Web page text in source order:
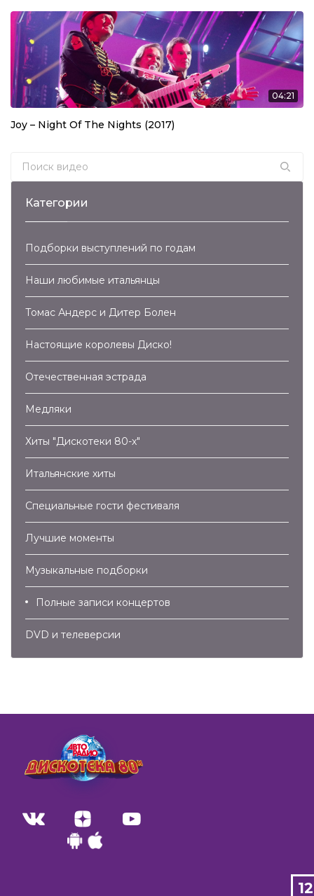
04:21
Joy – Night Of The Nights (2017)
Search for:
Категории
Подборки выступлений по годам
Наши любимые итальянцы
Томас Андерс и Дитер Болен
Настоящие королевы Диско!
Отечественная эстрада
Медляки
Хиты "Дискотеки 80-х"
Итальянские хиты
Специальные гости фестиваля
Лучшие моменты
Музыкальные подборки
Полные записи концертов
DVD и телеверсии